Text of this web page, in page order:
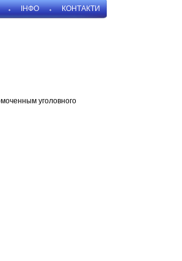
IНФО КОНТАКТИ
уголовного